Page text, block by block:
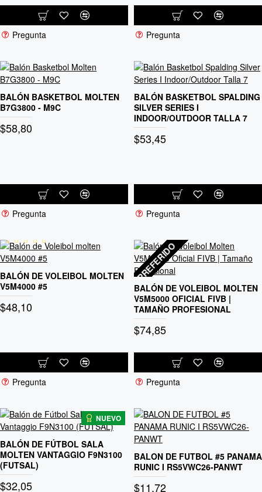
Pregunta Pregunta
BALÓN BASKETBOL MOLTEN
B7G3800 - M9C
$58,80
Pregunta
BALÓN BASKETBOL SPALDING
SILVER SERIES I
INDOOR/OUTDOOR TALLA 7
$53,45
Pregunta
BALÓN DE VOLEIBOL MOLTEN
V5M4000 #5
$48,10
Pregunta
PREFERIDO
BALÓN DE VOLEIBOL MOLTEN
V5M5000 OFICIAL FIVB |
TAMAÑO PROFESIONAL
$74,85
Pregunta
NUEVO
BALÓN DE FÚTBOL SALA
MOLTEN VANTAGGIO F9N3100
(FUTSAL)
$32,05
BALON DE FUTBOL #5 PANAMA
RUNIC I RS5VWC26-PANWT
$11,72